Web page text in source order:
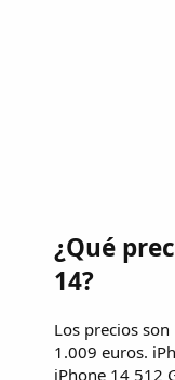
¿Qué
14?
Los precios
1.009 euros.
iPhone 14 512